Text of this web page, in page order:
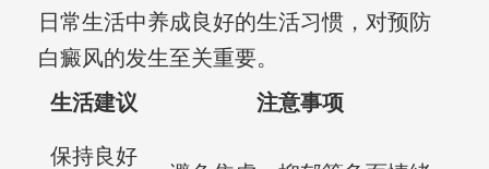
日常生活中养成良好的生活习惯，对预防
白癜风的发生至关重要。
生活建议
注意事项
保持良好